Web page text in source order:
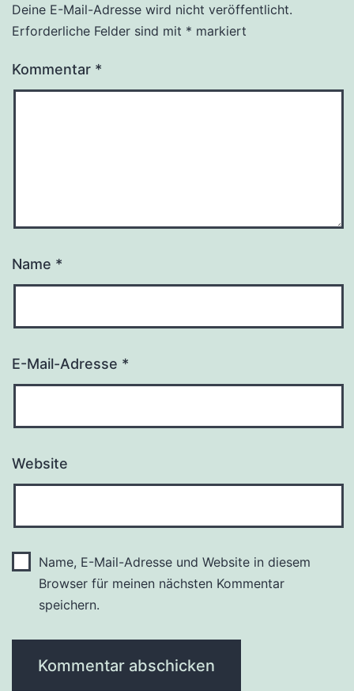
Deine E-Mail-Adresse wird nicht veröffentlicht.
Erforderliche Felder sind mit * markiert
Kommentar *
Name *
E-Mail-Adresse *
Website
Name, E-Mail-Adresse und Website in diesem
Browser für meinen nächsten Kommentar
speichern.